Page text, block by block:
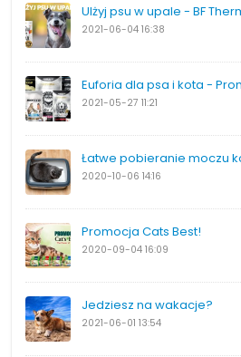
Ulżyj psu w upale - BF
2021-06-04 16:38
Euforia dla psa i kota -
2021-05-27 11:21
Łatwe pobieranie moczu
2020-10-06 14:16
Promocja Cats Best!
2020-09-04 16:09
Jedziesz na wakacje?
2021-06-01 13:54